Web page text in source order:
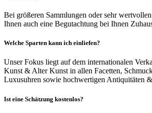
Bei größeren Sammlungen oder sehr
Ihnen auch eine Begutachtung bei Ihnen
Welche Sparten kann ich einliefen?
Unser Fokus liegt auf dem internationalen
Kunst & Alter Kunst in allen Facetten,
Luxusuhren sowie hochwertigen Antiquitäten
Ist eine Schätzung kostenlos?